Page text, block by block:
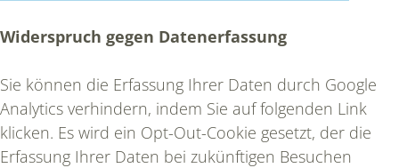
Widerspruch gegen Datenerfassung
Sie können die Erfassung Ihrer Daten durch Google
Analytics verhindern, indem Sie auf folgenden Link
klicken. Es wird ein Opt-Out-Cookie gesetzt, der die
Erfassung Ihrer Daten bei zukünftigen Besuchen